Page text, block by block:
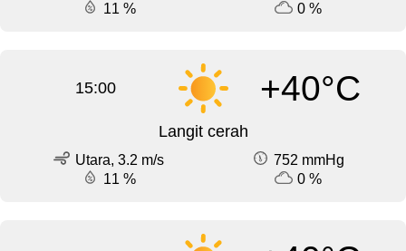
11 %
0 %
15:00 +40°C
Langit cerah
Utara, 3.2 m/s
752 mmHg
11 %
0 %